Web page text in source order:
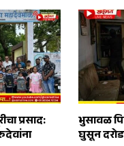
प्रसाद: भुसावळ
घुसून